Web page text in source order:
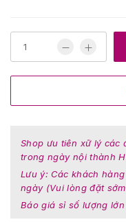
Shop ưu tiên xữ lý các
trong ngày nội thành
Lưu ý: Các khách
ngày (Vui lòng đặt
Báo giá sỉ số lượng